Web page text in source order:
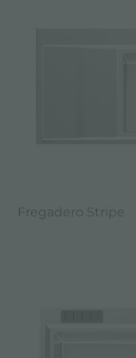
Fregadero Stripe